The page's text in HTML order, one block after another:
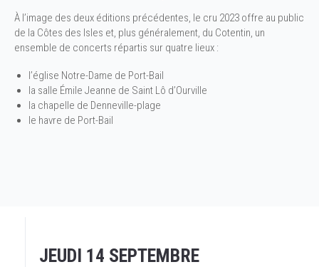
À l’image des deux éditions précédentes, le cru 2023 offre au public
de la Côtes des Isles et, plus généralement, du Cotentin, un
ensemble de concerts répartis sur quatre lieux :
l’église Notre-Dame de Port-Bail
la salle Émile Jeanne de Saint Lô d’Ourville
la chapelle de Denneville-plage
le havre de Port-Bail
JEUDI 14 SEPTEMBRE